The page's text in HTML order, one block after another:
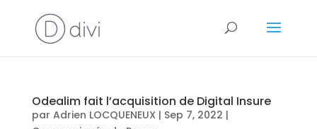
Odealim fait l’acquisition de Digital Insure
par Adrien LOCQUENEUX| Sep 7, 2022 |